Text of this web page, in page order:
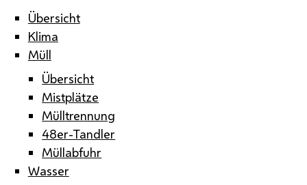
Übersicht
Klima
Müll
Übersicht
Mistplätze
Mülltrennung
48er-Tandler
Müllabfuhr
Wasser